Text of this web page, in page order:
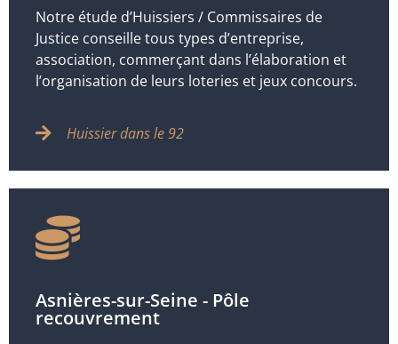
Notre étude d’Huissiers / Commissaires de
Justice conseille tous types d’entreprise,
association, commerçant dans l’élaboration et
l’organisation de leurs loteries et jeux concours.
Huissier dans le 92
Asnières-sur-Seine - Pôle
recouvrement